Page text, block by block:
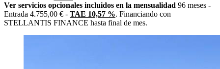
Ver servicios opcionales incluidos en la mensualidad 96 meses -
Entrada 4.755,00 € - TAE 10,57 %. Financiando con
STELLANTIS FINANCE hasta final de mes.